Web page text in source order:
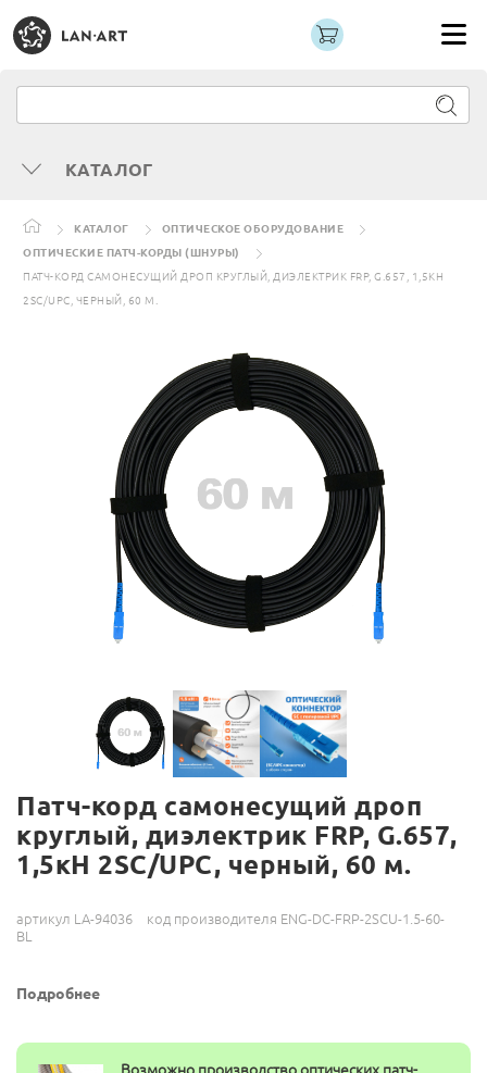
КАТАЛОГ
КАТАЛОГ
ОПТИЧЕСКОЕ ОБОРУДОВАНИЕ
ОПТИЧЕСКИЕ ПАТЧ-КОРДЫ (ШНУРЫ)
ПАТЧ-КОРД САМОНЕСУЩИЙ ДРОП КРУГЛЫЙ, ДИЭЛЕКТРИК FRP, G.657, 1,5КН
2SC/UPC, ЧЕРНЫЙ, 60 М.
Патч-корд самонесущий дроп
круглый, диэлектрик FRP, G.657,
1,5кН 2SC/UPC, черный, 60 м.
артикул LA-94036
код производителя ENG-DC-FRP-2SCU-1.5-60-
BL
Подробнее